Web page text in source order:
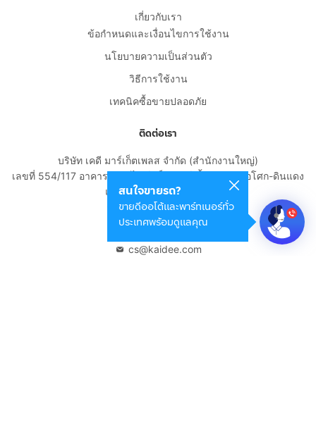
สนใจขายรถ?
ขายดีออโต้และพาร์ทเนอร์ทั่ว
ประเทศพร้อมดูแลคุณ
เกี่ยวกับเรา
ข้อกำหนดและเงื่อนไขการใช้งาน
นโยบายความเป็นส่วนตัว
วิธีการใช้งาน
เทคนิคซื้อขายปลอดภัย
ติดต่อเรา
บริษัท เคดี มาร์เก็ตเพลส จำกัด (สำนักงานใหญ่)
เลขที่ 554/117 อาคารสกายไนน์ เซ็นเตอร์ ชั้น 22 ถนนอโศก-ดินแดง
แขวงดินแดง เขตดินแดง
กรุงเทพมหานคร 10400
cs@kaidee.com